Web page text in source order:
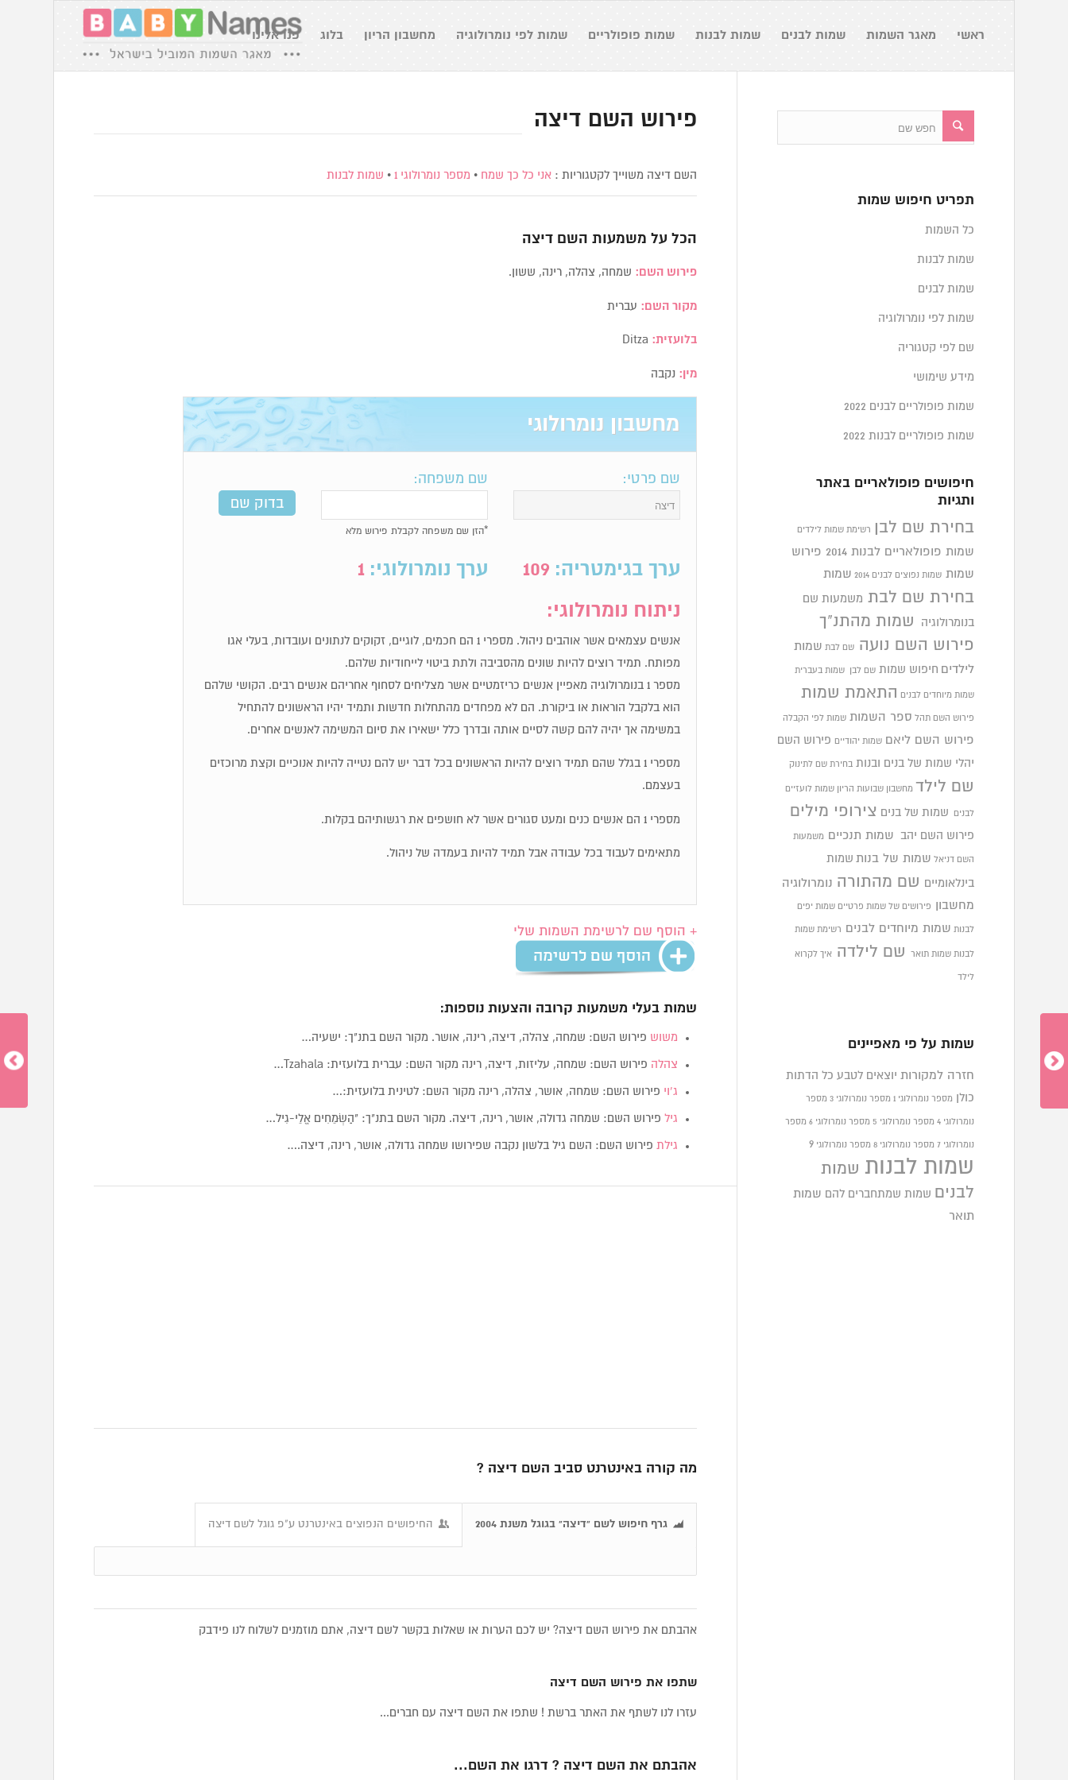
ראשי מאגר השמות שמות לבנים שמות לבנות שמות פופולריים שמות לפי נומרולוגיה מחשבון הריון בלוג פנו אלינו
פירוש השם דיצה
השם דיצה משוייך לקטגוריות :אני כל כך שמח • מספר נומרולוגי 1 • שמות לבנות
הכל על משמעות השםדיצה
פירוש השם: שמחה, צהלה, רינה, ששון.
מקור השם: עברית
בלועזית:
מין: נקבה
מחשבון נומרולוגי
שם פרטי: שם משפחה:
*הזן שם משפחה לקבלת פירוש מלא
ערך בגימטריה: 109 ערך נומרולוגי: 1
ניתוח נומרולוגי:
אנשים עצמאים אשר אוהבים ניהול. מספרי 1 הם חכמים, לוגיים, זקוקים לנתונים ועובדות, בעלי אגו
מפותח. תמיד רוצים להיות שונים מהסביבה ולתת ביטוי לייחודיות שלהם.
מספר 1 בנומרולוגיה מאפיין אנשים כריזמטיים אשר מצליחים לסחוף אחריהם אנשים רבים. הקושי שלהם
הוא בלקבל הוראות או ביקורת. הם לא מפחדים מהתחלות חדשות ותמיד יהיו הראשונים להתחיל
במשימה אך יהיה להם קשה לסיים אותה ובדרך כלל ישאירו את סיום המשימה לאנשים אחרים.
מספרי 1 בגלל שהם תמיד רוצים להיות הראשונים בכל דבר יש להם נטייה להיות אנוכיים וקצת מרוכזים
בעצמם.
מספרי 1 הם אנשים כנים ומעט סגורים אשר לא חושפים את רגשותיהם בקלות.
מתאימים לעבוד בכל עבודה אבל תמיד להיות בעמדה של ניהול.
+ הוסף שם לרשימת השמות שלי
שמות בעלי משמעות קרובה והצעות נוספות:
משוש פירוש השם: שמחה, צהלה, דיצה, רינה, אושר. מקור השם בתנ"ך: ישעיה…
צהלה פירוש השם: שמחה, עליזות, דיצה, רינה מקור השם: עברית בלועזית: Tzahala…
ג’וי פירוש השם: שמחה, אושר, צהלה, רינה מקור השם: לטינית בלועזית:…
גיל פירוש השם: שמחה גדולה, אושר, רינה, דיצה. מקור השם בתנ"ך: "הַשְּׂמֵחִים אֱלֵי-גִיל…
גילת פירוש השם: השם גיל בלשון נקבה שפירושו שמחה גדולה, אושר, רינה, דיצה.…
מה קורה באינטרנט סביב השם דיצה ?
גרף חיפוש לשם "דיצה" בגוגל משנת 2004 החיפושים הנפוצים באינטרנט ע"פ גוגל לשם דיצה
אהבתם את פירוש השם דיצה? יש לכם הערות או שאלות בקשר לשם דיצה, אתם מוזמנים לשלוח לנו פידבק
שתפו את פירוש השם דיצה
עזרו לנו לשתף את האתר ברשת ! שתפו את השם דיצה עם חברים...
אהבתם את השם דיצה ? דרגו את השם...
תפריט חיפוש שמות
כל השמות
שמות לבנות
שמות לבנים
שמות לפי נומרולוגיה
שם לפי קטגוריה
מידע שימושי
שמות פופולריים לבנים 2022
שמות פופולריים לבנות 2022
חיפושים פופולאריים באתר
ותגיות
בחירת שם לבן רשימת שמות לילדים
שמות פופולאריים לבנות 2014 פירוש
שמות שמות נפוצים לבנים 2014 שמות
בחירת שם לבת משמעות שם
בנומרולוגיה
שמות מהתנ"ך
פירוש השם נועה
שם לבת שמות
לילדים חיפוש שמות שם לבן שמות בעברית
שמות מיוחדים לבנים התאמת שמות
פירוש השם תהל ספר השמות שמות לפי הקבלה
פירוש השם ליאם שמות יהודיים פירוש השם
יהלי שמות של בנים ובנות בחירת שם לתינוק
שם לילד מחשבון שבועות הריון שמות לועזיים
לבנים שמות של בנים צירופי מילים
פירוש השם יהב שמות תנכיים משמעות
השם דניאל שמות של בנות שמות
בינלאומיים שם מהתורה נומרולוגיה
מחשבון פירושים של שמות פרטיים שמות יפים
לבנות שמות מיוחדים לבנים רשימת שמות
לבנות שמות תואר שם לילדה איך לקרוא
לילד
שמות על פי מאפיינים
חזרה למקורות יוצאים לטבע כל הדתות
כולן מספר נומרולוגי 1 מספר נומרולוגי 3 מספר
נומרולוגי 4 מספר נומרולוגי 5 מספר נומרולוגי 6 מספר
נומרולוגי 7 מספר נומרולוגי 8 מספר נומרולוגי9
שמות לבנות שמות
לבנים
שמות שמתחברים להם שמות
תואר